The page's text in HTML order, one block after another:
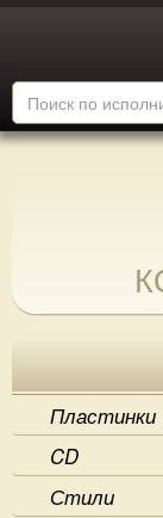
Пластинки
CD
Стили